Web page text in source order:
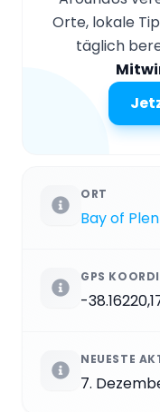
Orte, lokale
täglich
ORT
Bay of
GPS
-
NEUESTE
7.